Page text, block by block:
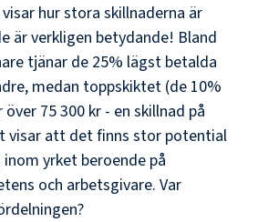
hur stora skillnaderna är
är verkligen betydande! Bland
tjänar de 25% lägst betalda
medan toppskiktet (de 10%
över 75 300 kr - en skillnad på
visar att det finns stor potential
yrket beroende på
och arbetsgivare. Var